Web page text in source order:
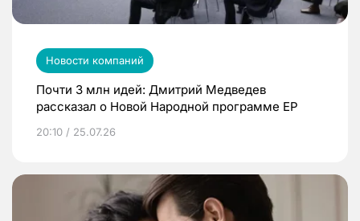
Новости компаний
Почти 3 млн идей: Дмитрий Медведев
рассказал о Новой Народной программе ЕР
20:10 / 25.07.26